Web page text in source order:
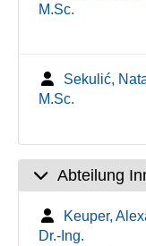
M.Sc.
Sekulić,
M.Sc.
Abteilung
Keuper,
Dr.-Ing.